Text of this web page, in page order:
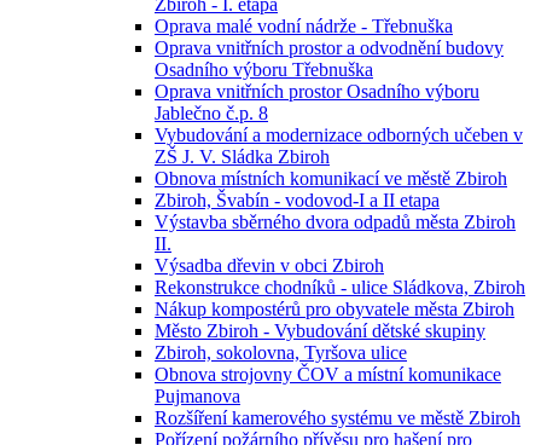
Zbiroh - I. etapa
Oprava malé vodní nádrže - Třebnuška
Oprava vnitřních prostor a odvodnění budovy
Osadního výboru Třebnuška
Oprava vnitřních prostor Osadního výboru
Jablečno č.p. 8
Vybudování a modernizace odborných učeben v
ZŠ J. V. Sládka Zbiroh
Obnova místních komunikací ve městě Zbiroh
Zbiroh, Švabín - vodovod-I a II etapa
Výstavba sběrného dvora odpadů města Zbiroh
II.
Výsadba dřevin v obci Zbiroh
Rekonstrukce chodníků - ulice Sládkova, Zbiroh
Nákup kompostérů pro obyvatele města Zbiroh
Město Zbiroh - Vybudování dětské skupiny
Zbiroh, sokolovna, Tyršova ulice
Obnova strojovny ČOV a místní komunikace
Pujmanova
Rozšíření kamerového systému ve městě Zbiroh
Pořízení požárního přívěsu pro hašení pro